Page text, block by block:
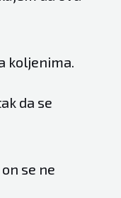
koljenima.
da se
se ne